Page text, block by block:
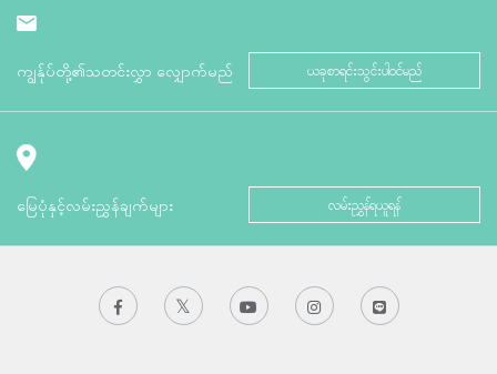
ကျွန်ုပ်တို့၏သတင်းလွှာ လျှောက်မည် ယခုစာရင်းသွင်းပါဝင်မည်
မြေပုံနှင့်လမ်းညွှန်ချက်များ လမ်းညွှန်ရယူရန်